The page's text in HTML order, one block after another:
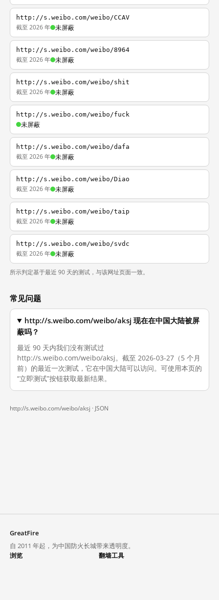
http://s.weibo.com/weibo/CCAV
截至 2026 年 未屏蔽
http://s.weibo.com/weibo/8964
截至 2026 年 未屏蔽
http://s.weibo.com/weibo/shit
截至 2026 年 未屏蔽
http://s.weibo.com/weibo/fuck
未屏蔽
http://s.weibo.com/weibo/dafa
截至 2026 年 未屏蔽
http://s.weibo.com/weibo/Diao
截至 2026 年 未屏蔽
http://s.weibo.com/weibo/taip
截至 2026 年 未屏蔽
http://s.weibo.com/weibo/svdc
截至 2026 年 未屏蔽
所示判定基于最近 90 天的测试，与该网址页面一致。
常见问题
http://s.weibo.com/weibo/aksj 现在在中国大陆被屏
蔽吗？
最近 90 天内我们没有测试过
http://s.weibo.com/weibo/aksj。截至 2026-03-27（5 个月
前）的最近一次测试，它在中国大陆可以访问。可使用本页的
“立即测试”按钮获取最新结果。
http://s.weibo.com/weibo/aksj · JSON
GreatFire
自 2011 年起，为中国防火长城带来透明度。
浏览
翻墙工具